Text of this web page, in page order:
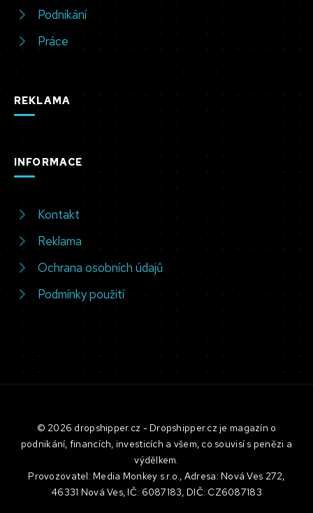
Podnikání
Práce
REKLAMA
INFORMACE
Kontakt
Reklama
Ochrana osobních údajů
Podmínky použití
© 2026 dropshipper.cz - Dropshipper.cz je magazín o
podnikání, financích, investicích a všem, co souvisí s penězi a
výdělkem.
Provozovatel: Media Monkey s.r.o., Adresa: Nová Ves 272,
46331 Nová Ves, IČ: 6087183, DIČ: CZ6087183